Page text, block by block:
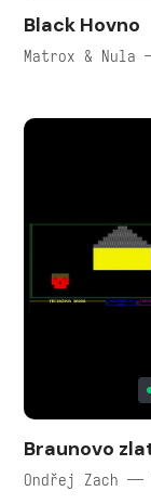
Black Hovno
Matrox & Nula
Braunovo
Ondřej Zach —